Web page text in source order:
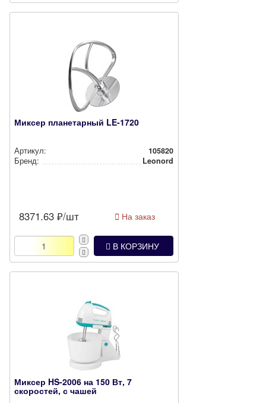
Миксер планетарный LE-1720
Артикул:
105820
Бренд:
Leonord
8371.63 ₽/шт На заказ
В КОРЗИНУ
Миксер HS-2006 на 150 Вт, 7
скоростей, с чашей